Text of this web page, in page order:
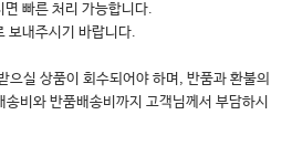
빠른 처리 가능합니다.
보내주시기 바랍니다.
실 상품이 회수되어야 하며, 반품과 환불의
비와 반품배송비까지 고객님께서 부담하시